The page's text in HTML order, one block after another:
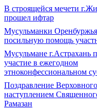
В строящейся мечети
прошел ифтар
Мусульманки
посильную помощь
Мусульмане г.Астрахань
участие в ежегодном
этноконфессиональном
Поздравление
наступлением
Рамазан